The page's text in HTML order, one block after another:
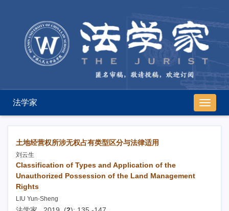
导
航
切
法学家
土地经营权所涉无权占有类型区分与法律适用
刘云生
Classification of Types and Application of the
Unauthorized Possession of the Land Management
Rights
LIU Yun-Sheng